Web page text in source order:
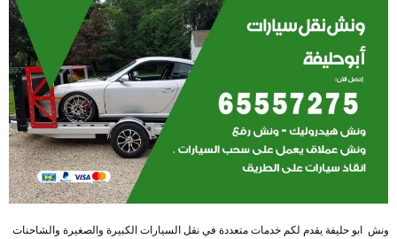
ونش ابو حليفة يقدم لكم خدمات متعددة في نقل السيارات الكبيرة والصغيرة والشاحنات